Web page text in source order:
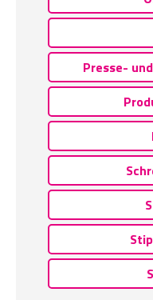
Presse-